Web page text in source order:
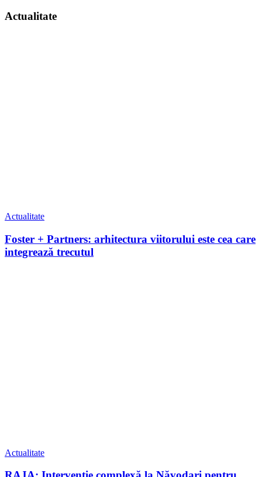
Actualitate
Actualitate
Foster + Partners: arhitectura viitorului este cea care
integrează trecutul
Actualitate